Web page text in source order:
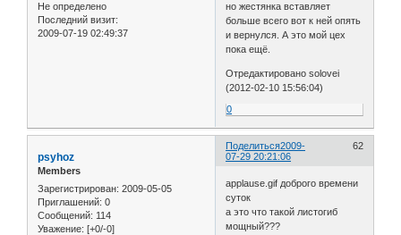
Не определено
Последний визит:
2009-07-19 02:49:37
но жестянка вставляет
больше всего вот к ней опять
и вернулся. А это мой цех
пока ещё.
Отредактировано solovei
(2012-02-10 15:56:04)
0
Поделиться 62
2009-
07-29 20:21:06
psyhoz
Members
Зарегистрирован: 2009-05-05
Приглашений: 0
Сообщений: 114
Уважение: [+0/-0]
applause.gif доброго времени
суток
а это что такой листогиб
мощный???